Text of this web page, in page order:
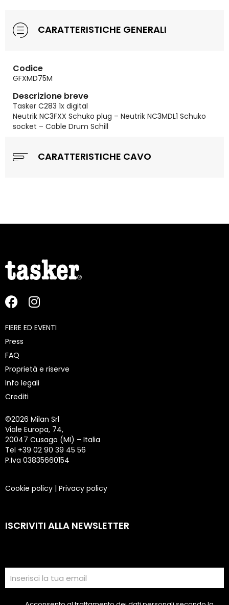
CARATTERISTICHE GENERALI
Codice
GFXMD75M
Descrizione breve
Tasker C283 1x digital
Neutrik NC3FXX Schuko plug – Neutrik NC3MDL1 Schuko
socket – Cable Drum Schill
CARATTERISTICHE CAVO
FIERE ED EVENTI
Press
FAQ
Proprietà e riserve
Info legali
Crediti
©2026 Milan Srl
Viale Europa, 74,
20047 Cusago (MI) – Italia
Tel +39 02 90 39 45 56
P.Iva 03835660154
Cookie policy | Privacy policy
ISCRIVITI ALLA NEWSLETTER